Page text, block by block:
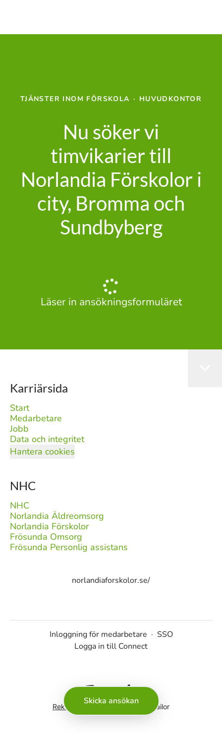
Skicka ansökan
TJÄNSTER INOM FÖRSKOLA · HUVUDKONTOR
Nu söker vi
timvikarier till
Norlandia Förskolor i
city, Bromma och
Sundbyberg
Läser in ansökningsformuläret
Karriärsida
Start
Medarbetare
Jobb
Data och integritet
Hantera cookies
NHC
NHC
Norlandia Äldreomsorg
Norlandia Förskolor
Frösunda Omsorg
Frösunda Personlig assistans
norlandiaforskolor.se/
Inloggning för medarbetare · SSO
Logga in till Connect
Rekryteringsverktyg från Teamtailor